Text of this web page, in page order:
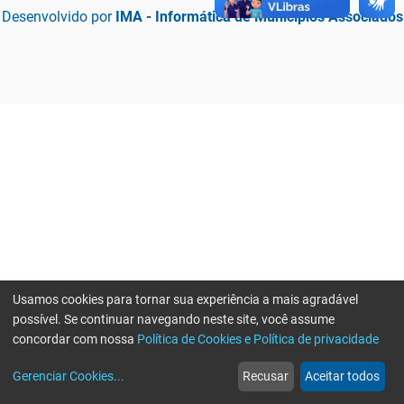
Desenvolvido por IMA - Informática de Municípios Associados
web
Notícias
more_horiz
Mais
Usamos cookies para tornar sua experiência a mais agradável
possível. Se continuar navegando neste site, você assume
concordar com nossa Política de Cookies e Política de privacidade
Gerenciar Cookies... Recusar Aceitar todos
Erro ao enviar informações, por favor tente novamente